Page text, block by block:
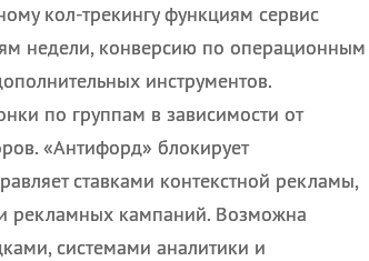
кол-трекингу функциям сервис
недели, конверсию по операционным
инструментов.
по группам в зависимости от
«Антифорд» блокирует
ставками контекстной рекламы,
рекламных кампаний. Возможна
системами аналитики и